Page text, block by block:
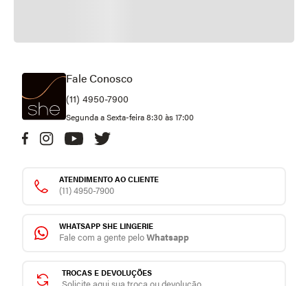
Fale Conosco
(11) 4950-7900
Segunda a Sexta-feira 8:30 às 17:00
ATENDIMENTO AO CLIENTE
(11) 4950-7900
WHATSAPP SHE LINGERIE
Fale com a gente peloWhatsapp
TROCAS E DEVOLUÇÕES